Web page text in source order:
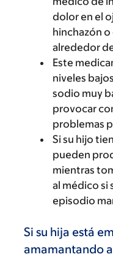
dolor en el
hinchazón
alrededor
Este
niveles
sodio muy
provocar
problemas
Si su hijo
pueden
mientras
al médico si
episodio
Si su hija está
amamantando